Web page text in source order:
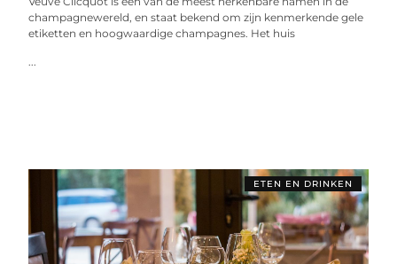
champagnewereld, en staat bekend om zijn kenmerkende gele
etiketten en hoogwaardige champagnes. Het huis
...
ETEN EN DRINKEN